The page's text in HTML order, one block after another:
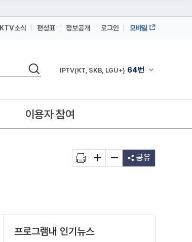
KTV소식 편성표 정보공개 로그인 모바일
검색 채널안내 펼쳐
IPTV(KT, SKB, LGU+) 64번
IPTV(KT, SKB, LGU+)
이용자 참여
공유
프로그램내 인기뉴스